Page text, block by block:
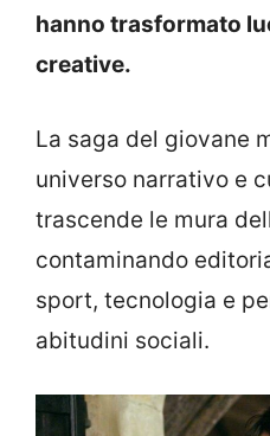
hanno trasformato
creative.
La saga del giovane
universo narrativo e
trascende le mura
contaminando
sport, tecnologia e
abitudini sociali.